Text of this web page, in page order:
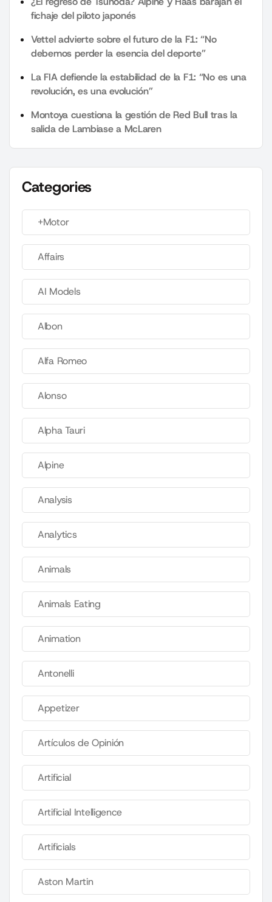
fichaje del piloto japonés
Vettel advierte sobre el futuro de la F1: “No
debemos perder la esencia del deporte”
La FIA defiende la estabilidad de la F1: “No es una
revolución, es una evolución”
Montoya cuestiona la gestión de Red Bull tras la
salida de Lambiase a McLaren
Categories
+Motor
Affairs
AI Models
Albon
Alfa Romeo
Alonso
Alpha Tauri
Alpine
Analysis
Analytics
Animals
Animals Eating
Animation
Antonelli
Appetizer
Artículos de Opinión
Artificial
Artificial Intelligence
Artificials
Aston Martin